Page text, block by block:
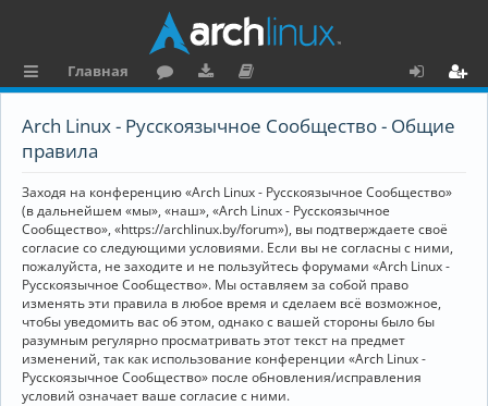
ы
к
и
Главная
ру
ру
и
ку
е
н
та
ц
и
я
о
Arch Linux - Русскоязычное Сообщество - Общие
правила
Заходя на конференцию «Arch Linux - Русскоязычное Сообщество»
(в дальнейшем «мы», «наш», «Arch Linux - Русскоязычное
Сообщество», «https://archlinux.by/forum»), вы подтверждаете своё
согласие со следующими условиями. Если вы не согласны с ними,
пожалуйста, не заходите и не пользуйтесь форумами «Arch Linux -
Русскоязычное Сообщество». Мы оставляем за собой право
изменять эти правила в любое время и сделаем всё возможное,
чтобы уведомить вас об этом, однако с вашей стороны было бы
разумным регулярно просматривать этот текст на предмет
изменений, так как использование конференции «Arch Linux -
Русскоязычное Сообщество» после обновления/исправления
условий означает ваше согласие с ними.